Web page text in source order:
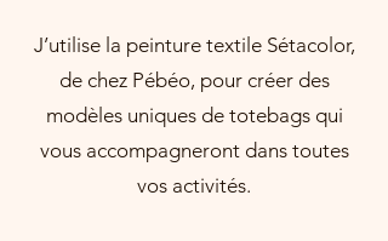
J’utilise la peinture textile Sétacolor,
de chez Pébéo, pour créer des
modèles uniques de totebags qui
vous accompagneront dans toutes
vos activités.